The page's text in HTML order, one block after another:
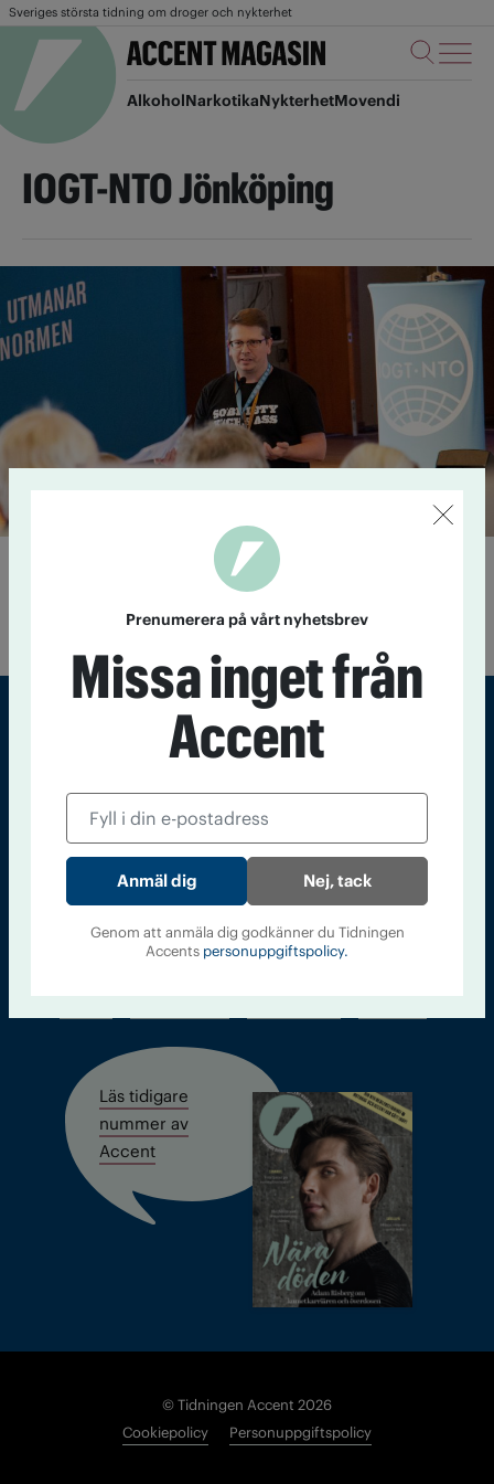
Sveriges största tidning om droger och nykterhet
AlkoholNarkotikaNykterhetMovendi
IOGT-NTO Jönköping
”Hjälp oss att hitta guldkornen”
Nu startar arbetet med att ta fram en ny
förbundsstyrelse i IOGT-NTO.
Sveriges största tidning om droger och nykterhet
Tidningen Accent, A4, Bondegatan 21, 116 33 Stockholm
accent@iogt.se
Chefredaktör och ansvarig utgivare: Barbro Janson Lundkvist,
barbro@a4.se.
Läs tidigare
nummer av
Accent
© Tidningen Accent 2026
Cookiepolicy
Personuppgiftspolicy
Prenumerera på vårt nyhetsbrev
Missa inget från
Accent
Nej, tack
Genom att anmäla dig godkänner du Tidningen
Accents personuppgiftspolicy.